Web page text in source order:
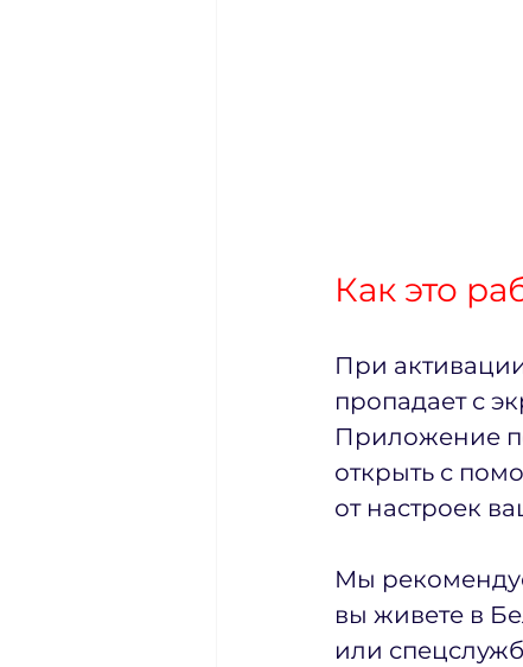
Как это
При
пропадает с
Приложение
открыть с
от настроек
Мы
вы живете в
или